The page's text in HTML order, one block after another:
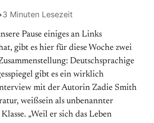
3 Minuten Lesezeit
Pause einiges an Links
gibt es hier für diese Woche zwei
Deutschsprachige
gibt es ein wirklich
mit der Autorin Zadie Smith
weißsein als unbenannter
„Weil er sich das Leben